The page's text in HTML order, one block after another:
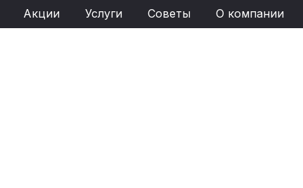
Акции Услуги Советы О компании